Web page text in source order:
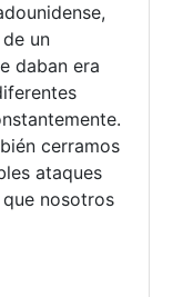
un
daban era
cerramos
ataques
nosotros